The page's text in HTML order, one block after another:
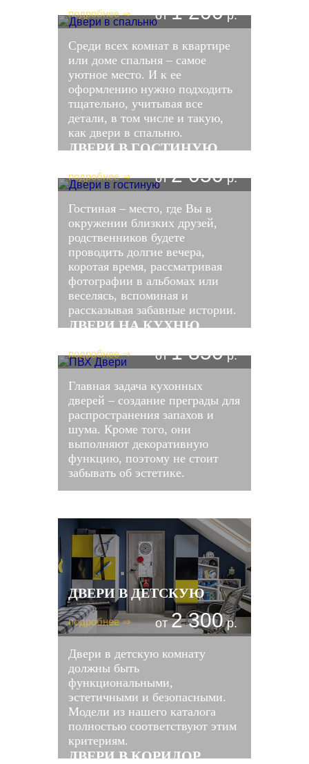
подробнее ⇒ от1 200р.
Среди всех комнат в квартире
или доме спальня – самое
уютное место. И к ее
оформлению нужно подходить
тщательно, учитывая все
детали, в том числе и такую,
как двери в спальню.
ДВЕРИ В ГОСТИНУЮ
подробнее ⇒ от2 050р.
Гостиная – место, где Вы в
окружении близких друзей,
родственников будете
проводить долгие вечера,
коротая время, рассматривая
фотографии в альбомах или
веселясь, вспоминая и
рассказывая забавные истории.
ДВЕРИ НА КУХНЮ
подробнее ⇒ от1 850р.
Главная задача кухонных
дверей – создание преграды для
распространения запахов и
шума. Кроме того, они
выполняют декоративную
функцию, поэтому не стоит
забывать об эстетике.
ДВЕРИ В ДЕТСКУЮ
подробнее ⇒ от2 300р.
Двери в детскую комнату
должны быть
функциональными,
эстетичными и безопасными.
Модели из нашего каталога
полностью соответствуют этим
критериям.
ДВЕРИ В КОРИДОР